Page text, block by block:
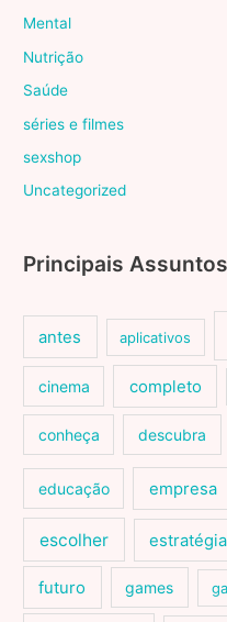
Mental
Nutrição
Saúde
séries e filmes
sexshop
Uncategorized
Principais Assuntos
antes aplicativos
cinema completo
conheça descubra
educação empresa
escolher
futuro games